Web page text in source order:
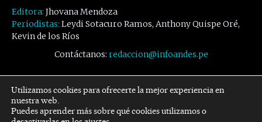
Editora: Jhovana Mendoza
Periodistas: Leydi Sotacuro Ramos, Anthony Quispe Oré,
Kevin de los Ríos
Contáctanos: redaccion@infoandes.pe
Síguenos
Facebook Twitter Youtube
Utilizamos cookies para ofrecerte la mejor experiencia en
nuestra web.
Puedes aprender más sobre qué cookies utilizamos o